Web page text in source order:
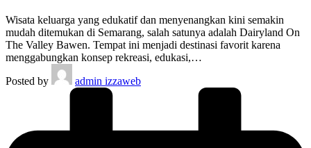
Wisata keluarga yang edukatif dan menyenangkan kini semakin
mudah ditemukan di Semarang, salah satunya adalah Dairyland On
The Valley Bawen. Tempat ini menjadi destinasi favorit karena
menggabungkan konsep rekreasi, edukasi,…
Posted by
admin izzaweb